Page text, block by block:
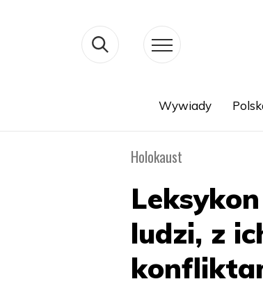
Wywiady
Holokaust
ludzi, z